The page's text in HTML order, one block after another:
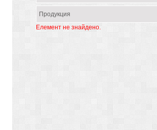
Продукция
Елемент не знайдено.